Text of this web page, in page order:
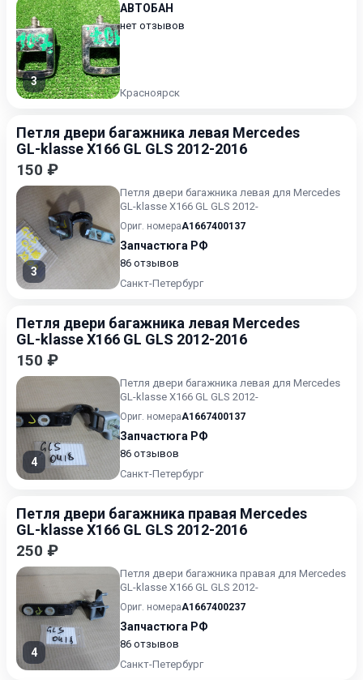
3
АВТОБАН
нет отзывов
Красноярск
Петля двери багажника левая Mercedes
GL-klasse X166 GL GLS 2012-2016
150 ₽
3
Петля двери багажника левая для Mercedes
GL-klasse X166 GL GLS 2012-
Ориг. номераA1667400137
Запчастюга РФ
86 отзывов
Санкт-Петербург
Петля двери багажника левая Mercedes
GL-klasse X166 GL GLS 2012-2016
150 ₽
4
Петля двери багажника левая для Mercedes
GL-klasse X166 GL GLS 2012-
Ориг. номераA1667400137
Запчастюга РФ
86 отзывов
Санкт-Петербург
Петля двери багажника правая Mercedes
GL-klasse X166 GL GLS 2012-2016
250 ₽
4
Петля двери багажника правая для Mercedes
GL-klasse X166 GL GLS 2012-
Ориг. номераA1667400237
Запчастюга РФ
86 отзывов
Санкт-Петербург